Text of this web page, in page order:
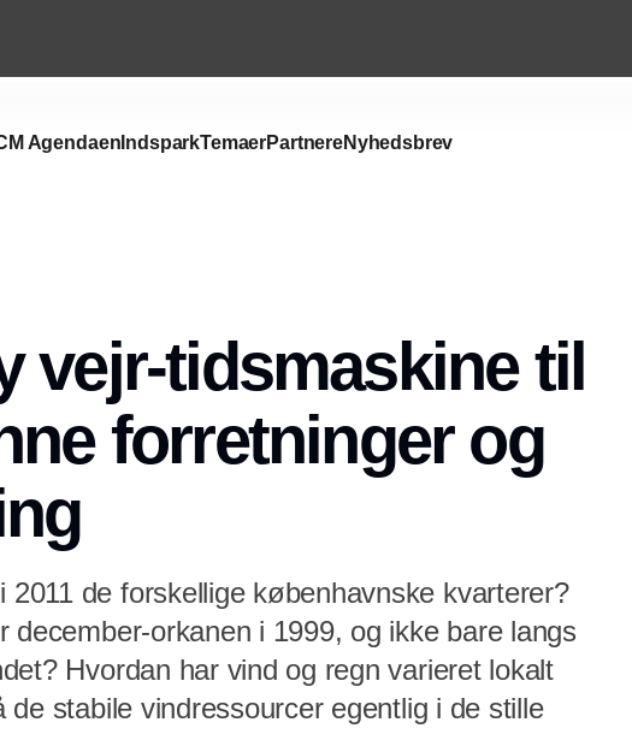
Agendaen IndsparkTemaerPartnereNyhedsbrev
vejr-tidsmaskine til
forretninger og
2011 de forskellige københavnske kvarterer?
orkanen i 1999, og ikke bare langs
Hvordan har vind og regn varieret lokalt
stabile vindressourcer egentlig i de stille